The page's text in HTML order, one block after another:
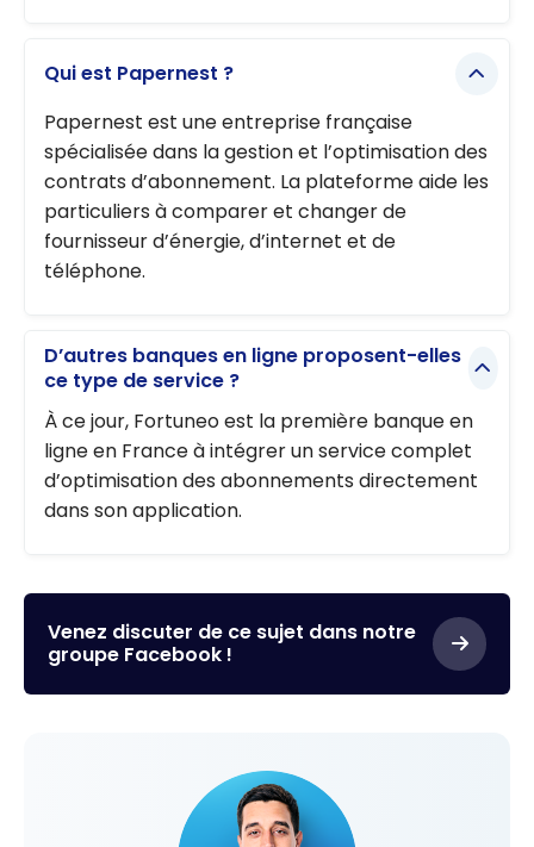
Qui est Papernest ?
Papernest est une entreprise française
spécialisée dans la gestion et l’optimisation des
contrats d’abonnement. La plateforme aide les
particuliers à comparer et changer de
fournisseur d’énergie, d’internet et de
téléphone.
D’autres banques en ligne proposent-elles
ce type de service ?
À ce jour, Fortuneo est la première banque en
ligne en France à intégrer un service complet
d’optimisation des abonnements directement
dans son application.
Venez discuter de ce sujet dans notre
groupe Facebook !